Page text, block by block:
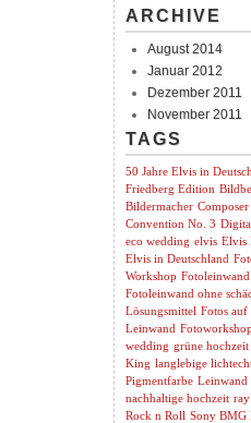
ARCHIVE
August 2014
Januar 2012
Dezember 2011
November 2011
TAGS
50 Jahre Elvis in
Friedberg Edition
Bildermacher Composer
Convention No. 3
eco wedding elvis Elvis
Elvis in Deutschland
Workshop Fotoleinwand
Fotoleinwand ohne
Lösungsmittel Fotos auf
Leinwand Fotoworkshop
wedding grüne hochzeit
King langlebige
Pigmentfarbe Leinwand
nachhaltige hochzeit ray
Rock n Roll Sony BMG